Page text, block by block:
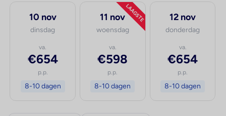
10 nov
dinsdag
va.
€654
p.p.
8-10 dagen
LAAGSTE
11 nov
woensdag
va.
€598
p.p.
8-10 dagen
12 nov
donderdag
va.
€654
p.p.
8-10 dagen